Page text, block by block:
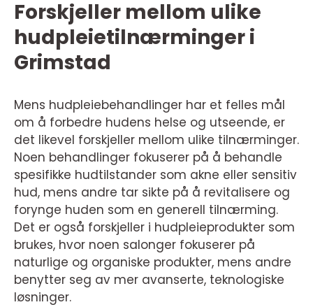
Forskjeller mellom ulike
hudpleietilnærminger i
Grimstad
Mens hudpleiebehandlinger har et felles mål
om å forbedre hudens helse og utseende, er
det likevel forskjeller mellom ulike tilnærminger.
Noen behandlinger fokuserer på å behandle
spesifikke hudtilstander som akne eller sensitiv
hud, mens andre tar sikte på å revitalisere og
forynge huden som en generell tilnærming.
Det er også forskjeller i hudpleieprodukter som
brukes, hvor noen salonger fokuserer på
naturlige og organiske produkter, mens andre
benytter seg av mer avanserte, teknologiske
løsninger.